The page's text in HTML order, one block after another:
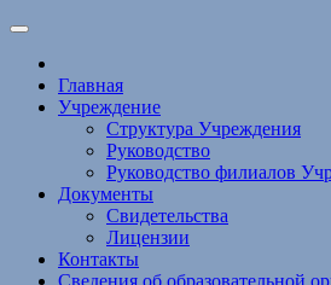
Главная
Учреждение
Структура Учреждения
Руководство
Руководство филиалов
Документы
Свидетельства
Лицензии
Контакты
Сведения об образовательной